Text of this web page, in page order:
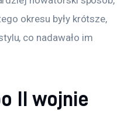
okresu były krótsze,
co nadawało im
II wojnie